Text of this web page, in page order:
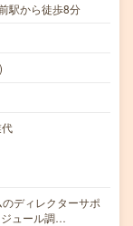
駅から徒歩8分
ディレクターサポ
ジュール調…